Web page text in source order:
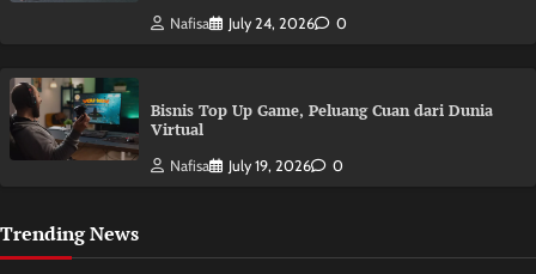
Nafisa July 24, 2026 0
Bisnis Top Up Game, Peluang Cuan dari Dunia
Virtual
Nafisa July 19, 2026 0
Trending News